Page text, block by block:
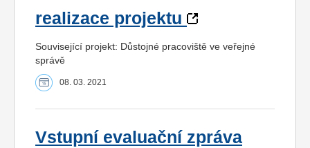
realizace projektu
Související projekt: Důstojné pracoviště ve veřejné
správě
08. 03. 2021
Vstupní evaluační zpráva